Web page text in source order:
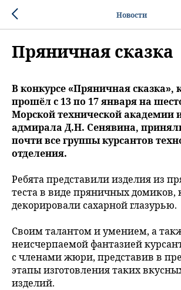
Новости
Пряничная сказка
В конкурсе «Пряничная сказка»,
прошёл с 13 по 17 января на
Морской технической академии
адмирала Д.Н. Сенявина,
почти все группы курсантов
отделения.
Ребята представили изделия из
теста в виде пряничных домиков,
декорировали сахарной глазурью.
Своим талантом и умением, а
неисчерпаемой фантазией
с членами жюри, представив в
этапы изготовления таких
изделий.